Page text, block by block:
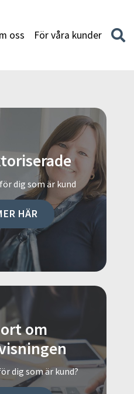
oss För våra kunder
dig som är kund
HÄR
om
dig som är kund?